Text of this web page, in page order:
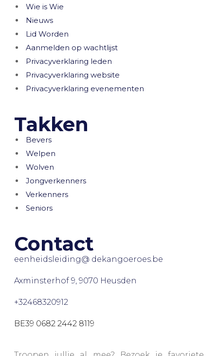
Wie is Wie
Nieuws
Lid Worden
Aanmelden op wachtlijst
Privacyverklaring leden
Privacyverklaring website
Privacyverklaring evenementen
Takken
Bevers
Welpen
Wolven
Jongverkenners
Verkenners
Seniors
Contact
eenheidsleiding@ dekangoeroes.be
Axminsterhof 9, 9070 Heusden
+32468320912
BE39 0682 2442 8119